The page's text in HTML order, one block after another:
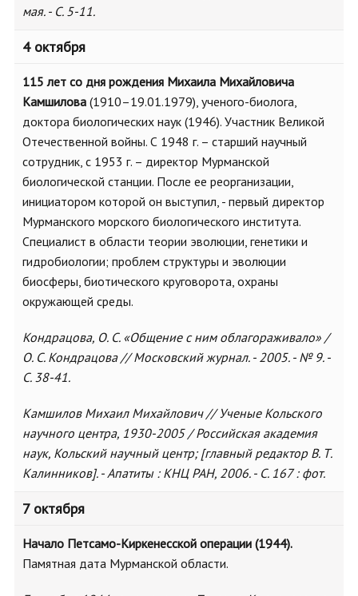
мая. - С. 5-11.
4 октября
115 лет со дня рождения Михаила Михайловича
Камшилова (1910–19.01.1979), ученого-биолога,
доктора биологических наук (1946). Участник Великой
Отечественной войны. С 1948 г. – старший научный
сотрудник, с 1953 г. – директор Мурманской
биологической станции. После ее реорганизации,
инициатором которой он выступил, - первый директор
Мурманского морского биологического института.
Специалист в области теории эволюции, генетики и
гидробиологии; проблем структуры и эволюции
биосферы, биотического круговорота, охраны
окружающей среды.
Кондрацова, О. С. «Общение с ним облагораживало» /
О. С. Кондрацова // Московский журнал. - 2005. - № 9. -
С. 38-41.
Камшилов Михаил Михайлович // Ученые Кольского
научного центра, 1930-2005 / Российская академия
наук, Кольский научный центр; [главный редактор В. Т.
Калинников]. - Апатиты : КНЦ РАН, 2006. - С. 167 : фот.
7 октября
Начало Петсамо-Киркенесской операции (1944).
Памятная дата Мурманской области.